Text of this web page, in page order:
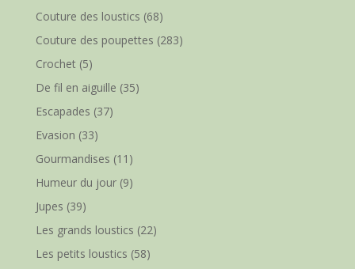
Couture des loustics (68)
Couture des poupettes (283)
Crochet(5)
De fil en aiguille (35)
Escapades (37)
Evasion (33)
Gourmandises (11)
Humeur du jour(9)
Jupes (39)
Les grands loustics (22)
Les petits loustics (58)